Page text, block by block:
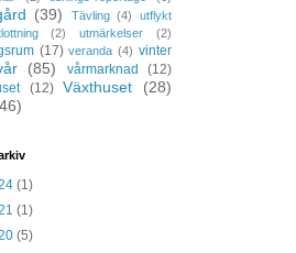
(39) Tävling (4)
utflykt
(2) utmärkelser (2)
(17) veranda (4) vinter
(85) vårmarknad
(12)
(12) Växthuset
(28)
(1)
(1)
(5)